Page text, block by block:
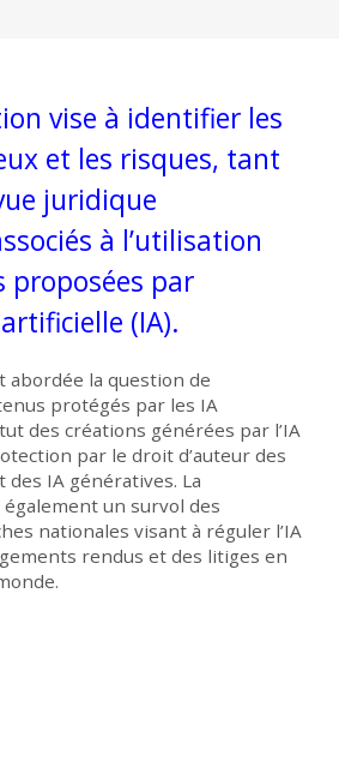
vise à identifier les
et les risques, tant
juridique
à l’utilisation
proposées par
(IA).
la question de
protégés par les IA
des créations générées par l’IA
par le droit d’auteur des
IA génératives. La
un survol des
nationales visant à réguler l’IA
rendus et des litiges en